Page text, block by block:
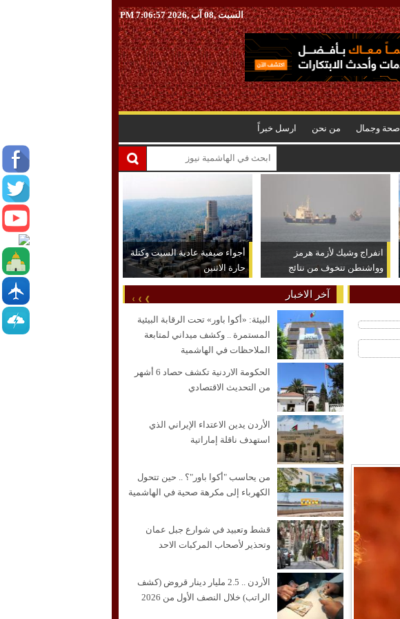
السبت ,08 آب ,2026 7:06:58 PM
صحة وجمال من نحن ارسل خبراً
انفراج وشيك لأزمة هرمز
وواشنطن تتخوف من نتائج
عكسية للتصعيد
أجواء صيفية عادية السبت وكتلة
حارة الاثنين
آخر الاخبار
البيئة: «أكوا باور» تحت الرقابة البيئية
المستمرة .. وكشف ميداني لمتابعة
الملاحظات في الهاشمية
الحكومة الاردنية تكشف حصاد 6 أشهر
من التحديث الاقتصادي
الأردن يدين الاعتداء الإيراني الذي
استهدف ناقلة إماراتية
من يحاسب "أكوا باور"؟ .. حين تتحول
الكهرباء إلى مكرهة صحية في الهاشمية
قشط وتعبيد في شوارع جبل عمان
وتحذير لأصحاب المركبات الاحد
الأردن .. 2.5 مليار دينار قروض (كشف
الراتب) خلال النصف الأول من 2026